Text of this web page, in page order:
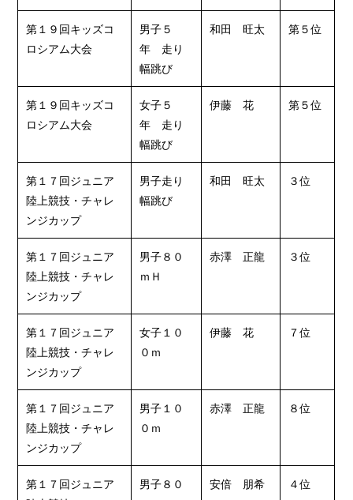
第１９回キッズコ
ロシアム大会
男子５
年 走り
幅跳び
和田 旺太 第５位
第１９回キッズコ
ロシアム大会
女子５
年 走り
幅跳び
伊藤 花 第５位
第１７回ジュニア
陸上競技・チャレ
ンジカップ
男子走り
幅跳び
和田 旺太 ３位
第１７回ジュニア
陸上競技・チャレ
ンジカップ
男子８０
ｍＨ
赤澤 正龍 ３位
第１７回ジュニア
陸上競技・チャレ
ンジカップ
女子１０
０ｍ
伊藤 花 ７位
第１７回ジュニア
陸上競技・チャレ
ンジカップ
男子１０
０ｍ
赤澤 正龍 ８位
第１７回ジュニア
男子８０
安倍 朋希 ４位